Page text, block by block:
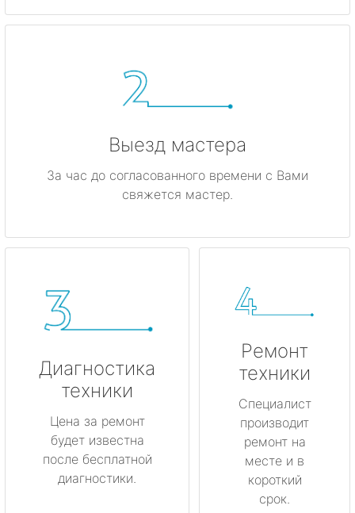
Выезд мастера
За час до согласованного времени с Вами
свяжется мастер.
Диагностика
техники
Цена за ремонт
будет известна
после бесплатной
диагностики.
Ремонт
техники
Специалист
производит
ремонт на
месте и в
короткий
срок.